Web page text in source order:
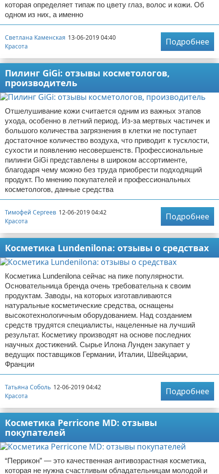
которая определяет типаж по цвету глаз, волос и кожи. Об
одном из них, а именно
Светлана Каменская 13-06-2019 04:40
Красота
Подробнее
Пилинг GiGi: отзывы косметологов,
производитель
Отшелушивание кожи считается одним из важных этапов
ухода, особенно в летний период. Из-за мертвых частичек и
большого количества загрязнения в клетки не поступает
достаточное количество воздуха, что приводит к тусклости,
сухости и появлению несовершенств. Профессиональные
пилинги GiGi представлены в широком ассортименте,
благодаря чему можно без труда приобрести подходящий
продукт. По мнению покупателей и профессиональных
косметологов, данные средства
Тимофей Сергеев 12-06-2019 04:42
Красота
Подробнее
Косметика Lundenilona: отзывы о средствах
Косметика Lundenilona сейчас на пике популярности.
Основательница бренда очень требовательна к своим
продуктам. Заводы, на которых изготавливаются
натуральные косметические средства, оснащены
высокотехнологичным оборудованием. Над созданием
средств трудятся специалисты, нацеленные на лучший
результат. Косметику производят на основе последних
научных достижений. Сырье Илона Лунден закупает у
ведущих поставщиков Германии, Италии, Швейцарии,
Франции
Татьяна Соболь 12-06-2019 04:42
Красота
Подробнее
Косметика Perricone MD: отзывы
покупателей
“Перрикон” — это качественная антивозрастная косметика,
которая не нужна счастливым обладательницам молодой и